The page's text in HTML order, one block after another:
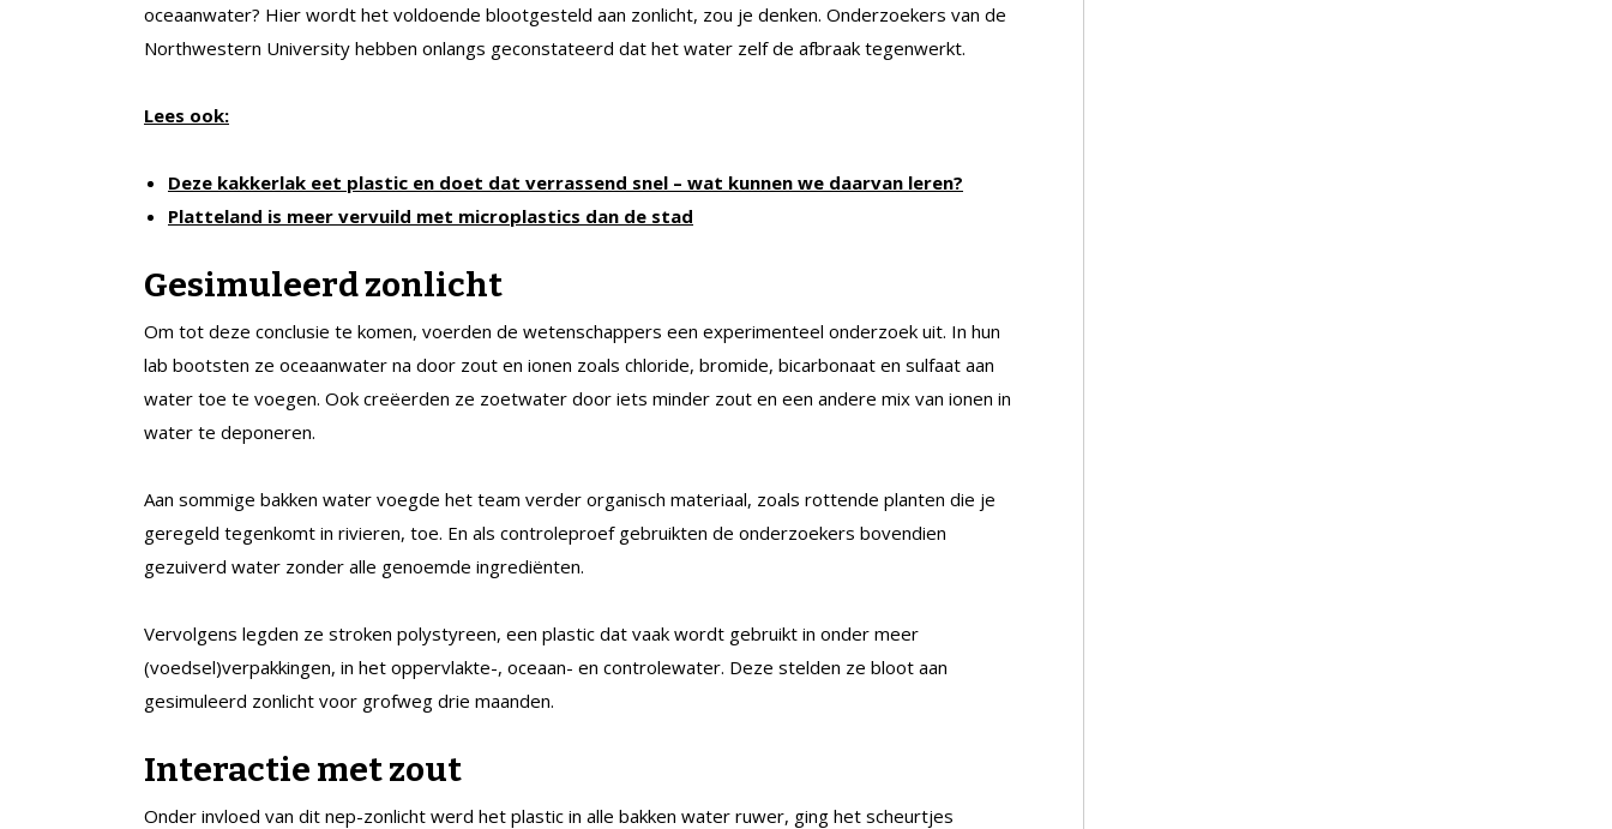
oceaanwater? Hier wordt het voldoende blootgesteld aan zonlicht, zou je denken. Onderzoekers van de
Northwestern University hebben onlangs geconstateerd dat het water zelf de afbraak tegenwerkt.
Lees ook:
Deze kakkerlak eet plastic en doet dat verrassend snel – wat kunnen we daarvan leren?
Platteland is meer vervuild met microplastics dan de stad
Gesimuleerd zonlicht
Om tot deze conclusie te komen, voerden de wetenschappers een experimenteel onderzoek uit. In hun
lab bootsten ze oceaanwater na door zout en ionen zoals chloride, bromide, bicarbonaat en sulfaat aan
water toe te voegen. Ook creëerden ze zoetwater door iets minder zout en een andere mix van ionen in
water te deponeren.
Aan sommige bakken water voegde het team verder organisch materiaal, zoals rottende planten die je
geregeld tegenkomt in rivieren, toe. En als controleproef gebruikten de onderzoekers bovendien
gezuiverd water zonder alle genoemde ingrediënten.
Vervolgens legden ze stroken polystyreen, een plastic dat vaak wordt gebruikt in onder meer
(voedsel)verpakkingen, in het oppervlakte-, oceaan- en controlewater. Deze stelden ze bloot aan
gesimuleerd zonlicht voor grofweg drie maanden.
Interactie met zout
Onder invloed van dit nep-zonlicht werd het plastic in alle bakken water ruwer, ging het scheurtjes